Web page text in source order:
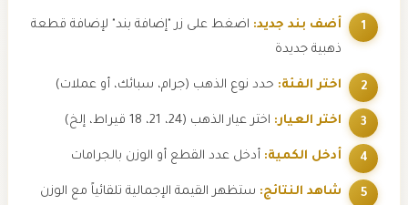
أضف بند جديد:اضغط على زر "إضافة بند" لإضافة قطعة
ذهبية جديدة
اختر الفئة:حدد نوع الذهب (جرام، سبائك، أو عملات)
اختر العيار:اختر عيار الذهب (24، 21، 18 قيراط، إلخ)
أدخل الكمية:أدخل عدد القطع أو الوزن بالجرامات
شاهد النتائج:ستظهر القيمة الإجمالية تلقائياً مع الوزن